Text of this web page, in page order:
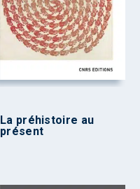
La préhistoire au
présent